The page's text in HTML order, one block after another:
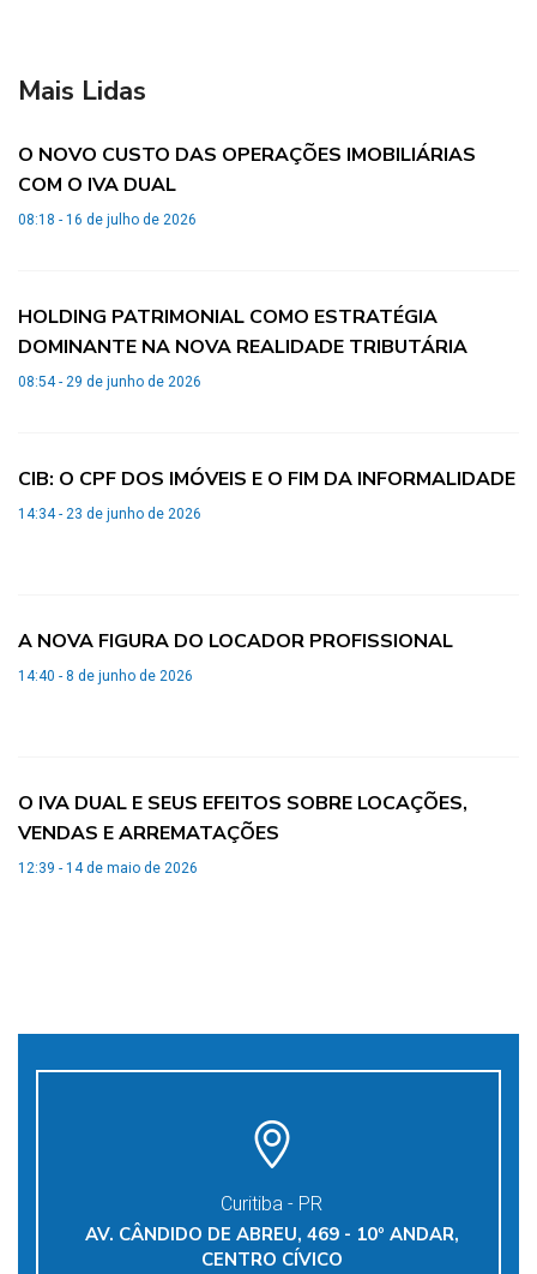
Mais Lidas
O NOVO CUSTO DAS OPERAÇÕES IMOBILIÁRIAS
COM O IVA DUAL
08:18 - 16 de julho de 2026
HOLDING PATRIMONIAL COMO ESTRATÉGIA
DOMINANTE NA NOVA REALIDADE TRIBUTÁRIA
08:54 - 29 de junho de 2026
CIB: O CPF DOS IMÓVEIS E O FIM DA INFORMALIDADE
14:34 - 23 de junho de 2026
A NOVA FIGURA DO LOCADOR PROFISSIONAL
14:40 - 8 de junho de 2026
O IVA DUAL E SEUS EFEITOS SOBRE LOCAÇÕES,
VENDAS E ARREMATAÇÕES
12:39 - 14 de maio de 2026
Curitiba - PR
AV. CÂNDIDO DE ABREU, 469 - 10º ANDAR,
CENTRO CÍVICO